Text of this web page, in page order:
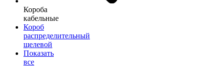
Короба
кабельные
Короб
распределительный
щелевой
Показать
все